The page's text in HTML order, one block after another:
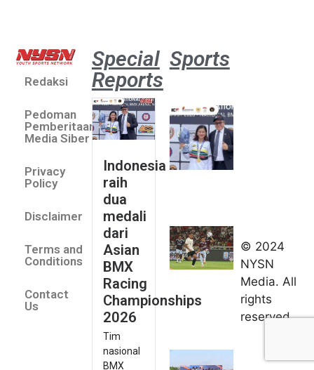
Redaksi
Pedoman
Pemberitaan
Media Siber
Privacy
Policy
Disclaimer
Terms and
Conditions
Contact
Us
Special
Reports
Indonesia
raih
dua
medali
dari
Asian
BMX
Racing
Championships
2026
Tim
nasional
BMX
Sports
Indonesia
All Stars
August 2,
2026
Jateng
juara
Kejurnas
© 2024
NYSN
Media. All
rights
reserved.